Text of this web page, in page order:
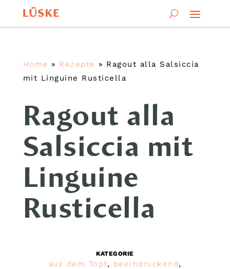
Home » Rezepte » Ragout alla Salsiccia
mit Linguine Rusticella
Ragout alla
Salsiccia mit
Linguine
Rusticella
KATEGORIE
aus dem Topf, beeindruckend,